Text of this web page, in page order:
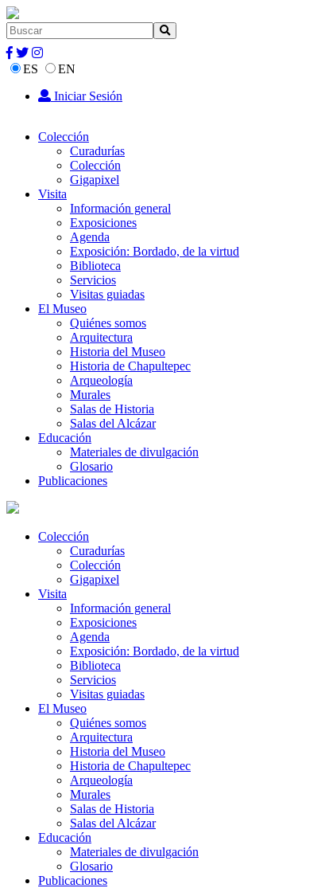
ES
EN
Iniciar Sesión
Colección
Curadurías
Colección
Gigapixel
Visita
Información general
Exposiciones
Agenda
Exposición: Bordado, de la virtud
Biblioteca
Servicios
Visitas guiadas
El Museo
Quiénes somos
Arquitectura
Historia del Museo
Historia de Chapultepec
Arqueología
Murales
Salas de Historia
Salas del Alcázar
Educación
Materiales de divulgación
Glosario
Publicaciones
Colección
Curadurías
Colección
Gigapixel
Visita
Información general
Exposiciones
Agenda
Exposición: Bordado, de la virtud
Biblioteca
Servicios
Visitas guiadas
El Museo
Quiénes somos
Arquitectura
Historia del Museo
Historia de Chapultepec
Arqueología
Murales
Salas de Historia
Salas del Alcázar
Educación
Materiales de divulgación
Glosario
Publicaciones